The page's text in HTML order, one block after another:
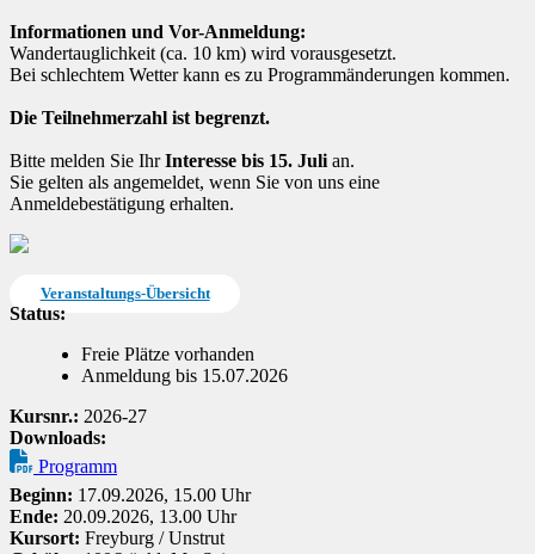
Informationen und Vor-Anmeldung:
Wandertauglichkeit (ca. 10 km) wird vorausgesetzt.
Bei schlechtem Wetter kann es zu Programmänderungen kommen.
Die Teilnehmerzahl ist begrenzt.
Bitte melden Sie IhrInteresse bis 15. Juli an.
Sie gelten als angemeldet, wenn Sie von uns eine
Anmeldebestätigung erhalten.
Veranstaltungs-Übersicht
Status:
Freie Plätze vorhanden
Anmeldung bis 15.07.2026
Kursnr.: 2026-27
Downloads:
Programm
Beginn: 17.09.2026, 15.00 Uhr
Ende: 20.09.2026, 13.00 Uhr
Kursort: Freyburg / Unstrut